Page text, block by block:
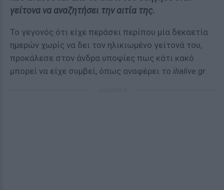
γείτονα να αναζητήσει την αιτία της.
Το γεγονός ότι είχε περάσει περίπου μία δεκαετία
ημερών χωρίς να δει τον ηλικιωμένο γείτονά του,
προκάλεσε στον άνδρα υποψίες πως κάτι κακό
μπορεί να είχε συμβεί, όπως αναφέρει το ilialive.gr.